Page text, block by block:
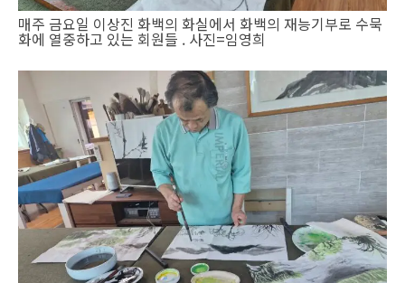
매주 금요일 이상진 화백의 화실에서 화백의 재능기부로 수묵
화에 열중하고 있는 회원들 . 사진=임영희